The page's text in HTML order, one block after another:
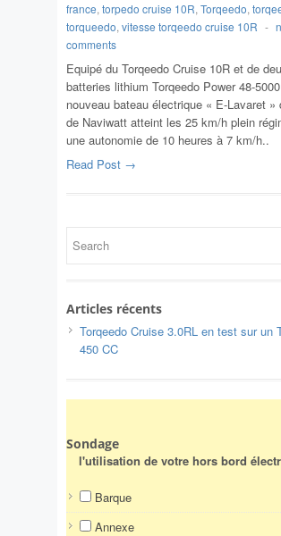
france, torpedo cruise 10R, Torqeedo,
torqueedo, vitesse torqeedo cruise 10R -
comments
Equipé du Torqeedo Cruise 10R et de
batteries lithium Torqeedo Power 48-
nouveau bateau électrique « E-Lavaret »
de Naviwatt atteint les 25 km/h plein
une autonomie de 10 heures à 7 km/h..
Read Post →
Articles récents
Torqeedo Cruise 3.0RL en test sur un
450 CC
Sondage
l'utilisation de votre hors bord
Barque
Annexe